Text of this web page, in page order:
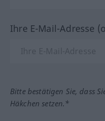
Ihre E-Mail-Adresse
Bitte bestätigen Sie, dass
Häkchen setzen.*